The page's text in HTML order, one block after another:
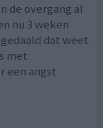
de overgang al
nu 3 weken
dat weet
met
een angst